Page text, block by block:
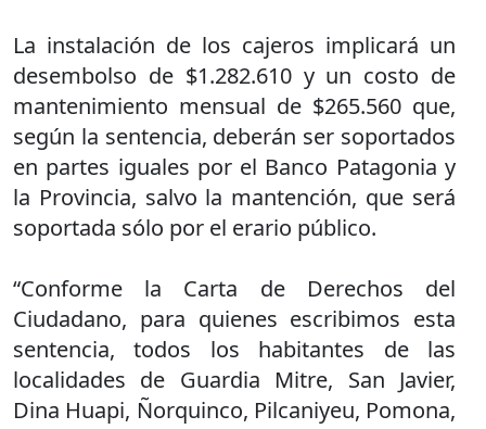
La instalación de los cajeros implicará un
desembolso de $1.282.610 y un costo de
mantenimiento mensual de $265.560 que,
según la sentencia, deberán ser soportados
en partes iguales por el Banco Patagonia y
la Provincia, salvo la mantención, que será
soportada sólo por el erario público.
“Conforme la Carta de Derechos del
Ciudadano, para quienes escribimos esta
sentencia, todos los habitantes de las
localidades de Guardia Mitre, San Javier,
Dina Huapi, Ñorquinco, Pilcaniyeu, Pomona,